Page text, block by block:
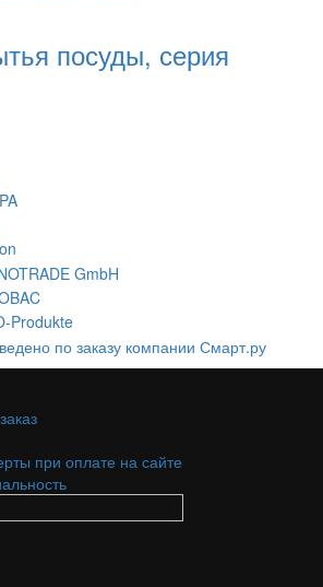
посуды, серия
при оплате на сайте